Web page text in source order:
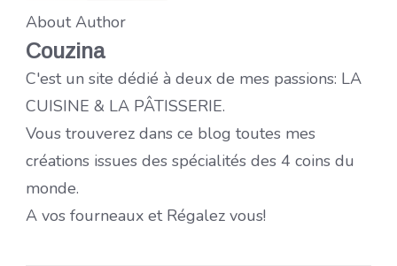
About Author
Couzina
C'est un site dédié à deux de mes passions: LA
CUISINE & LA PÂTISSERIE.
Vous trouverez dans ce blog toutes mes
créations issues des spécialités des 4 coins du
monde.
A vos fourneaux et Régalez vous!